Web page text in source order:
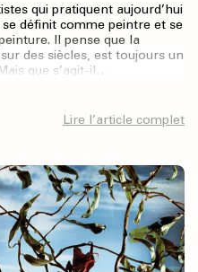
qui pratiquent aujourd’hui
définit comme peintre et se
Il pense que la
des siècles, est toujours un
que s’agit-il…
Lire l’article complet